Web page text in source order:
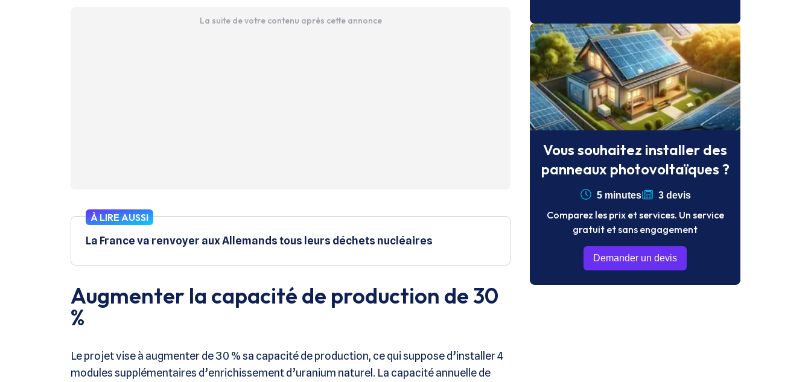
La suite de votre contenu après cette annonce
À LIRE AUSSI
La France va renvoyer aux Allemands tous leurs déchets nucléaires
Augmenter la capacité de production de 30
%
Le projet vise à augmenter de 30 % sa capacité de production, ce qui suppose d’installer 4
modules supplémentaires d’enrichissement d’uranium naturel. La capacité annuelle de
Vous souhaitez installer des
panneaux photovoltaïques ?
5 minutes 3 devis
Comparez les prix et services. Un service
gratuit et sans engagement
Demander un devis